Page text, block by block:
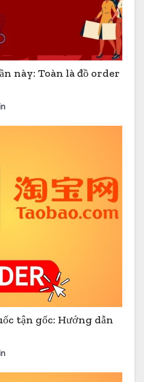
này: Toàn là đồ order
tận gốc: Hướng dẫn